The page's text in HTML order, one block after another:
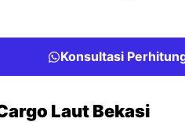
Konsultasi
Laut Bekasi